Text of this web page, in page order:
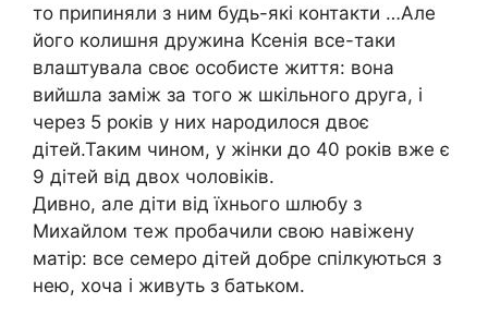
то припиняли з ним будь-які контакти …Але
його колишня дружина Ксенія все-таки
влаштувала своє особисте життя: вона
вийшла заміж за того ж шкільного друга, і
через 5 років у них народилося двоє
дітей.Таким чином, у жінки до 40 років вже є
9 дітей від двох чоловіків.
Дивно, але діти від їхнього шлюбу з
Михайлом теж пробачили свою навіжену
матір: все семеро дітей добре спілкуються з
нею, хоча і живуть з батьком.